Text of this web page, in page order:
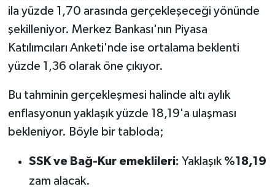
ila yüzde 1,70 arasında gerçekleşeceği yönünde
şekilleniyor. Merkez Bankası'nın Piyasa
Katılımcıları Anketi'nde ise ortalama beklenti
yüzde 1,36 olarak öne çıkıyor.
Bu tahminin gerçekleşmesi halinde altı aylık
enflasyonun yaklaşık yüzde 18,19'a ulaşması
bekleniyor. Böyle bir tabloda;
SSK ve Bağ-Kur emeklileri: Yaklaşık %18,19
zam alacak.